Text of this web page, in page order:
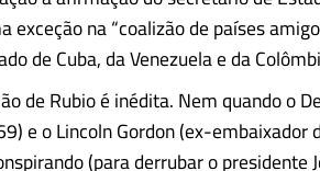
exceção na “coalizão de países
de Cuba, da Venezuela e da
de Rubio é inédita. Nem quando o
e o Lincoln Gordon (ex-embaixador
(para derrubar o presidente